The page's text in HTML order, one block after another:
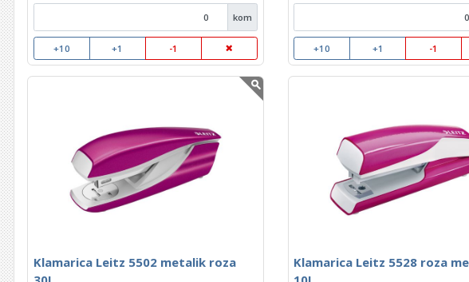
kom
+10 +1 -1 +10 +1 -1
Klamarica Leitz 5502 metalik roza
Klamarica Leitz 5528 roza